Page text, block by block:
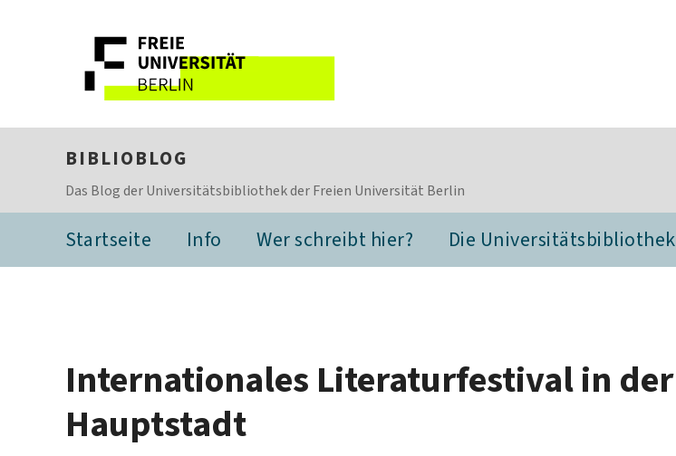
BIBLIOBLOG
Das Blog der Universitätsbibliothek der Freien Universität Berlin
Startseite Info Wer schreibt hier? Die Universitätsbibliothek
Internationales Literaturfestival in der
Hauptstadt